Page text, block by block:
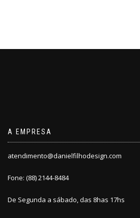
A EMPRESA
atendimento@danielfilhodesign.com
Fone: (88) 2144-8484
De Segunda a sábado, das 8has 17hs